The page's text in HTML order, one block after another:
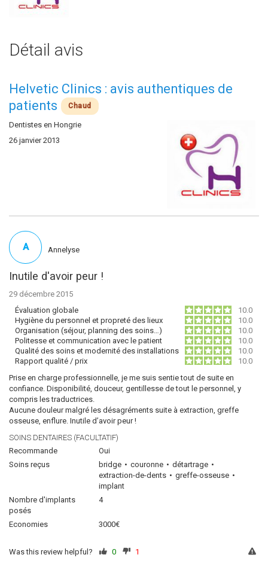
Détail avis
Helvetic Clinics : avis authentiques de
patients
Chaud
Dentistes en Hongrie
26 janvier 2013
Inutile d'avoir peur !
29 décembre 2015
Évaluation globale
10.0
Hygiène du personnel et propreté des lieux
10.0
Organisation (séjour, planning des soins…)
10.0
Politesse et communication avec le patient
10.0
Qualité des soins et modernité des installations
10.0
Rapport qualité / prix
10.0
Prise en charge professionnelle, je me suis sentie tout de suite en
confiance. Disponibilité, douceur, gentillesse de tout le personnel, y
compris les traductrices.
Aucune douleur malgré les désagréments suite à extraction, greffe
osseuse, enflure. Inutile d’avoir peur !
SOINS DENTAIRES (FACULTATIF)
Recommande
Oui
Soins reçus
bridge couronne
détartrage
extraction-de-dents
greffe-osseuse
implant
Nombre d'implants
posés
4
Economies 3000€
A Annelyse
Was this review helpful? 0 1